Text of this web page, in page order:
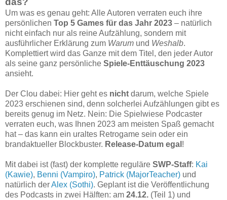
Um was es genau geht: Alle Autoren verraten euch ihre
persönlichen Top 5 Games für das Jahr 2023 – natürlich
nicht einfach nur als reine Aufzählung, sondern mit
ausführlicher Erklärung zum Warum und Weshalb.
Komplettiert wird das Ganze mit dem Titel, den jeder Autor
als seine ganz persönliche Spiele-Enttäuschung 2023
ansieht.
Der Clou dabei: Hier geht es nicht darum, welche Spiele
2023 erschienen sind, denn solcherlei Aufzählungen gibt es
bereits genug im Netz. Nein: Die Spielwiese Podcaster
verraten euch, was Ihnen 2023 am meisten Spaß gemacht
hat – das kann ein uraltes Retrogame sein oder ein
brandaktueller Blockbuster. Release-Datum egal !
Mit dabei ist (fast) der komplette reguläre SWP-Staff: Kai
(Kawie), Benni (Vampiro), Patrick (MajorTeacher) und
natürlich derAlex (Sothi). Geplant ist die Veröffentlichung
des Podcasts in zwei Hälften: am 24.12. (Teil 1) und